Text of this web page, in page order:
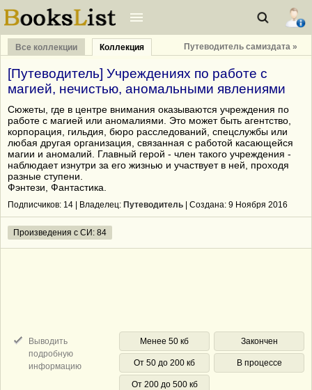
Все коллекции Коллекция Путеводитель самиздата »
[Путеводитель] Учреждениях по работе с
магией, нечистью, аномальными явлениями
Сюжеты, где в центре внимания оказываются учреждения по
работе с магией или аномалиями. Это может быть агентство,
корпорация, гильдия, бюро расследований, спецслужбы или
любая другая организация, связанная с работой касающейся
магии и аномалий. Главный герой - член такого учреждения -
наблюдает изнутри за его жизнью и участвует в ней, проходя
разные ступени.
Фэнтези, Фантастика.
Подписчиков: 14 | Владелец: Путеводитель | Cоздана: 9 Ноября 2016
Произведения с СИ: 84
Выводить
подробную
информацию
Менее 50 кб
От 50 до 200 кб
От 200 до 500 кб
Закончен
В процессе